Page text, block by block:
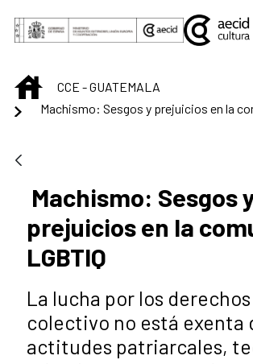
Saltar al contenido principal
INICIOCCE - GUATEMALA
Machismo: Sesgos
prejuicios en la
LGBTIQ
La lucha por los
colectivo no está exenta
actitudes patriarcales,